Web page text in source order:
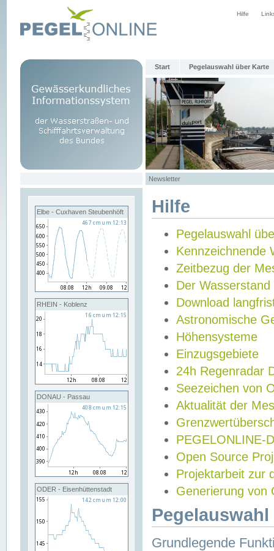
Hilfe
Start Pegelauswahl über Karte
Newsletter
Elbe - Cuxhaven Steubenhöft
RHEIN - Koblenz
DONAU - Passau
ODER - Eisenhüttenstadt
Hilfe
Pegelauswahl
Kennzeichnende
Zeitbezug der
Der Wasserstand
Download
Astronomische
Höhensysteme
Einzugsgebiete
24h Regenradar
Seezeichen von
Aktualität der
PEGELONLINE-
Open Source
Projektarbeit zur
Generierung von
Grundlegende